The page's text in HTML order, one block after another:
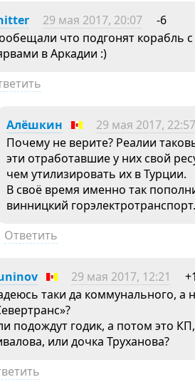
29 мая 2017, 20:07
-6
что подгонят корабль
в Аркадии :)
Алёшкин 29 мая 2017, 22:57
Почему не верите? Реалии
эти отработавшие у них свой
чем утилизировать их в Турции.
В своё время именно так
винницкий горэлектротранспорт.
Ответить
29 мая 2017, 12:21
таки да коммунального, а
подождут годик, а потом это
или дочка Труханова?